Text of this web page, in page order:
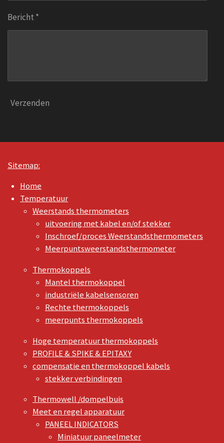
Bericht *
Verzenden
Sitemap:
Home
Temperatuur
Weerstands thermometers
uitvoering met kabel en/of stekker
Inschroef/proces Weerstandsthermometers
Meerpuntsweerstandsthermometer
Thermokoppels
Mantel thermokoppel
industriële kabelsensoren
Rechte thermokoppels
meerpunts thermokoppels
Hoge temperatuur thermokoppels
PROFILE & SPIKE & EPITAXY
compensatie en thermokoppel kabels
stekker verbindingen
Thermowell /dompelbuis
Meet en regel apparatuur
PANEEL INDICATORS
Miniatuur paneelmeter